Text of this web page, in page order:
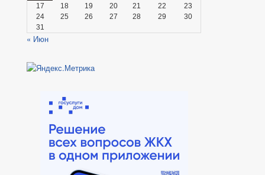
17
18 19 20 21 22
23
24
25 26 27 28 29
30
31
« Июн